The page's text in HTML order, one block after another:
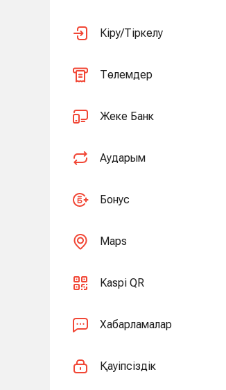
Кіру/Тіркелу
Төлемдер
Жеке Банк
Аударым
Бонус
Maps
Kaspi QR
Хабарламалар
Қауіпсіздік